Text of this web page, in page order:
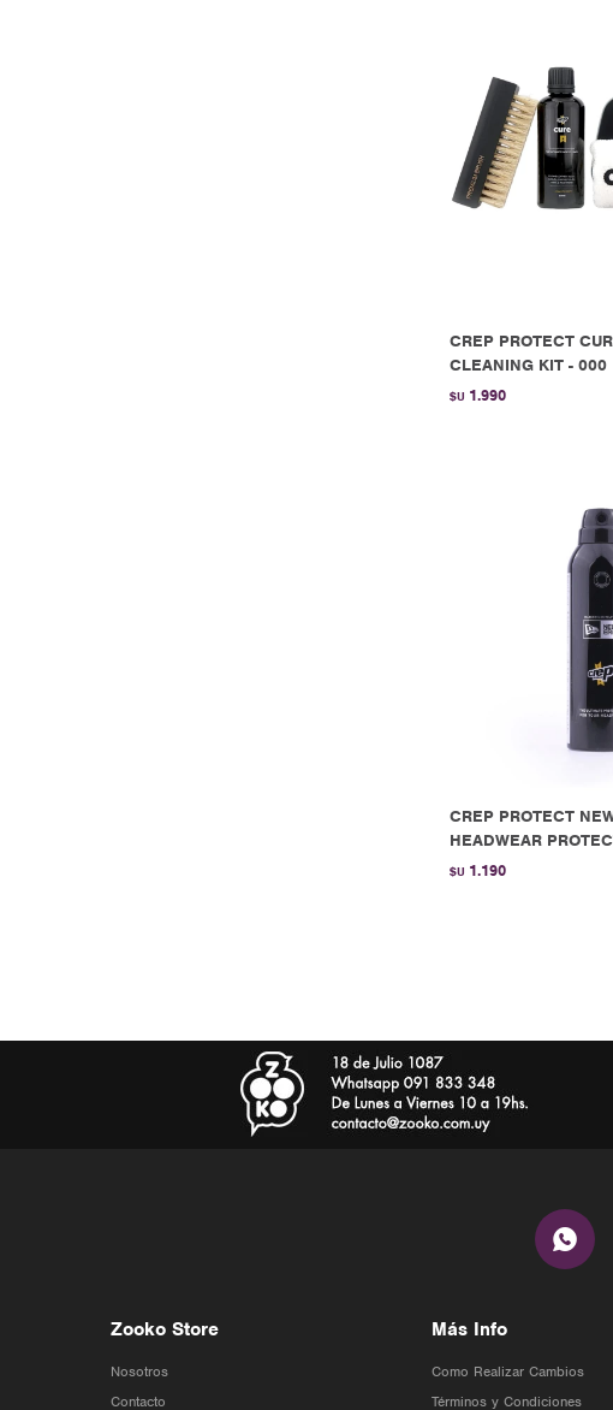
CREP PROTECT
CLEANING KIT - 000
$U 1.990
CREP PROTECT
HEADWEAR
$U 1.190

Zooko Store
Nosotros
Contacto
Más Info
Como Realizar Cambios
Términos y Condiciones